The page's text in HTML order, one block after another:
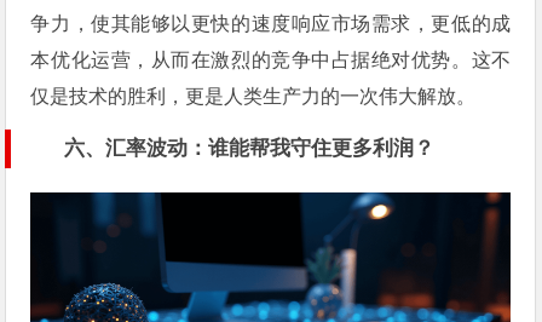
争力，使其能够以更快的速度响应市场需求，更低的成
本优化运营，从而在激烈的竞争中占据绝对优势。这不
仅是技术的胜利，更是人类生产力的一次伟大解放。
六、汇率波动：谁能帮我守住更多利润？